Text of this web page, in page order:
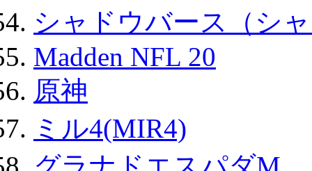
シャドウバース（シ
Madden NFL 20
原神
ミル4(MIR4)